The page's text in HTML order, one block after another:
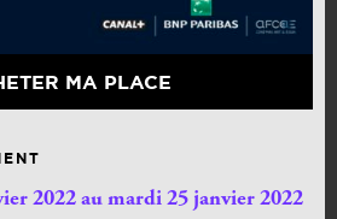
MA PLACE
2022 au mardi 25 janvier 2022